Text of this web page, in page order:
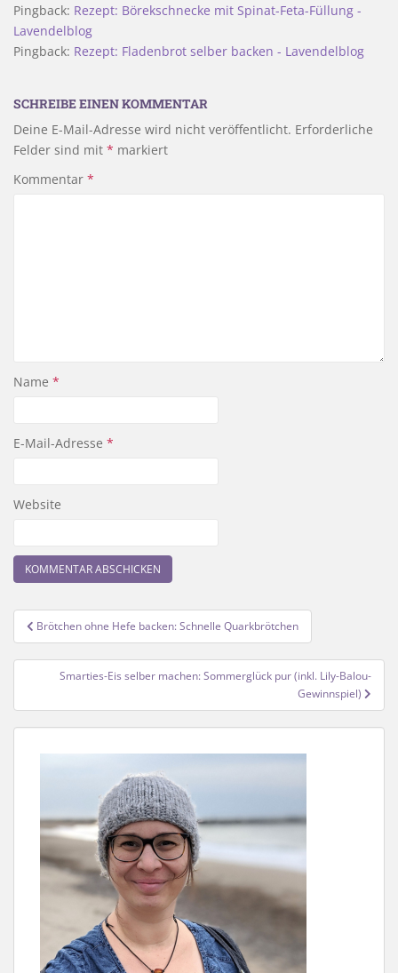
Pingback: Rezept: Börekschnecke mit Spinat-Feta-Füllung -
Lavendelblog
Pingback: Rezept: Fladenbrot selber backen - Lavendelblog
SCHREIBE EINEN KOMMENTAR
Deine E-Mail-Adresse wird nicht veröffentlicht. Erforderliche
Felder sind mit * markiert
Kommentar *
Name *
E-Mail-Adresse *
Website
Beitragsnavigation
Brötchen ohne Hefe backen: Schnelle Quarkbrötchen
Smarties-Eis selber machen: Sommerglück pur (inkl. Lily-Balou-
Gewinnspiel)